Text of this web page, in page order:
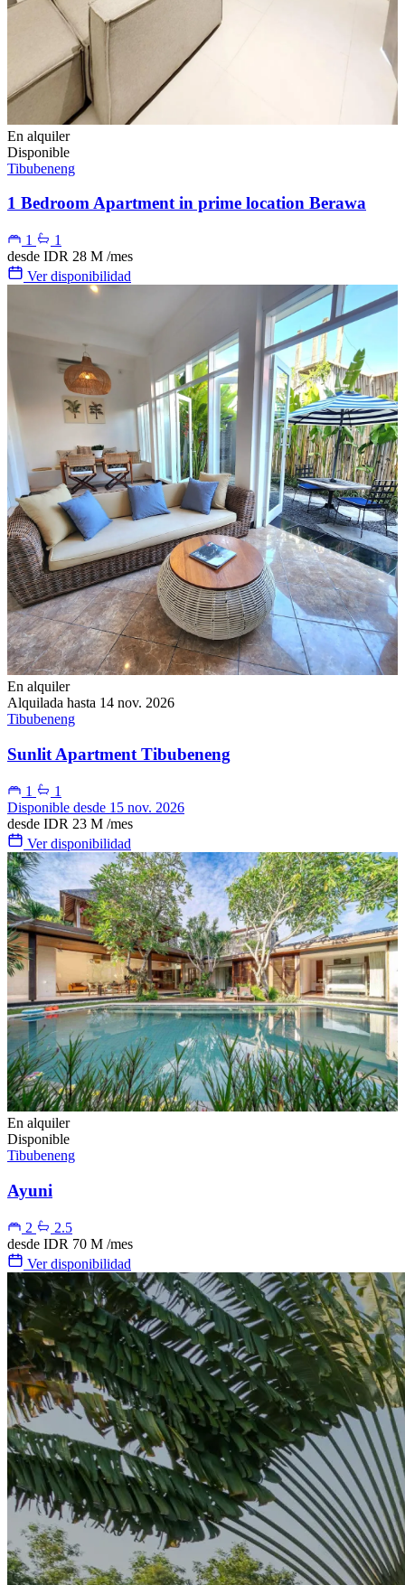
En alquiler
Disponible
Tibubeneng
1 Bedroom Apartment in prime location Berawa
1
1
desde IDR 28 M /mes
Ver disponibilidad
En alquiler
Alquilada hasta 14 nov. 2026
Tibubeneng
Sunlit Apartment Tibubeneng
1
1
Disponible desde 15 nov. 2026
desde IDR 23 M /mes
Ver disponibilidad
En alquiler
Disponible
Tibubeneng
Ayuni
2
2.5
desde IDR 70 M /mes
Ver disponibilidad